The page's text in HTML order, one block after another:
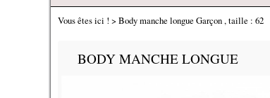
Vous êtes ici ! > Body manche longue Garçon , taille : 62
BODY MANCHE LONGUE